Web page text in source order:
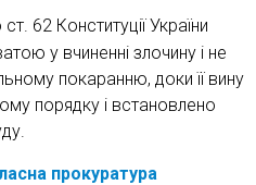
62 Конституції України
у вчиненні злочину і не
покаранню, доки її вину
порядку і встановлено
прокуратура